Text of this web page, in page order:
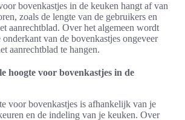
bovenkastjes in de keuken hangt af van
zoals de lengte van de gebruikers en
aanrechtblad. Over het algemeen wordt
onderkant van de bovenkastjes ongeveer
aanrechtblad te hangen.
hoogte voor bovenkastjes in de
voor bovenkastjes is afhankelijk van je
en de indeling van je keuken. Over